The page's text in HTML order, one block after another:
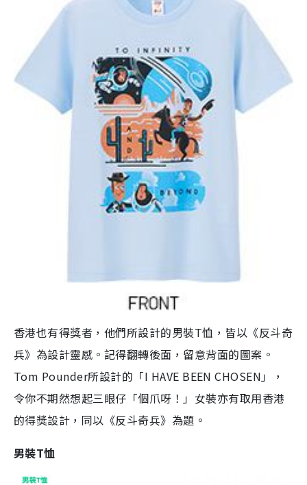
香港也有得獎者，他們所設計的男裝T恤，皆以《反斗奇
兵》為設計靈感。記得翻轉後面，留意背面的圖案。
Tom Pounder所設計的「I HAVE BEEN CHOSEN」，
令你不期然想起三眼仔「個爪呀！」女裝亦有取用香港
的得獎設計，同以《反斗奇兵》為題。
男裝T恤